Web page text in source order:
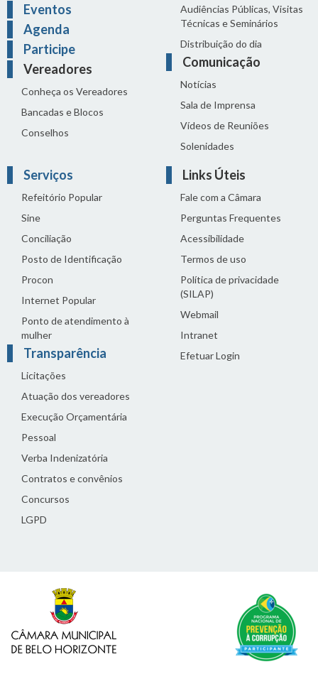
Eventos
Agenda
Participe
Vereadores
Conheça os Vereadores
Bancadas e Blocos
Conselhos
Audiências Públicas, Visitas
Técnicas e Seminários
Distribuição do dia
Comunicação
Notícias
Sala de Imprensa
Vídeos de Reuniões
Solenidades
Serviços
Refeitório Popular
Sine
Conciliação
Posto de Identificação
Procon
Internet Popular
Ponto de atendimento à
mulher
Transparência
Licitações
Atuação dos vereadores
Execução Orçamentária
Pessoal
Verba Indenizatória
Contratos e convênios
Concursos
LGPD
Links Úteis
Fale com a Câmara
Perguntas Frequentes
Acessibilidade
Termos de uso
Política de privacidade
(SILAP)
Webmail
Intranet
Efetuar Login